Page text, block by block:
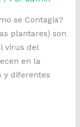
se Contagia?
plantares) son
virus del
en la
y diferentes